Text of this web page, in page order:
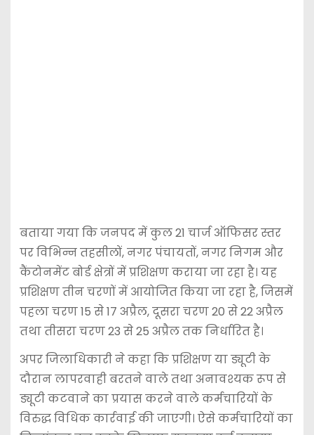
बताया गया कि जनपद में कुल 21 चार्ज ऑफिसर स्तर
पर विभिन्न तहसीलों, नगर पंचायतों, नगर निगम और
कैंटोनमेंट बोर्ड क्षेत्रों में प्रशिक्षण कराया जा रहा है। यह
प्रशिक्षण तीन चरणों में आयोजित किया जा रहा है, जिसमें
पहला चरण 15 से 17 अप्रैल, दूसरा चरण 20 से 22 अप्रैल
तथा तीसरा चरण 23 से 25 अप्रैल तक निर्धारित है।
अपर जिलाधिकारी ने कहा कि प्रशिक्षण या ड्यूटी के
दौरान लापरवाही बरतने वाले तथा अनावश्यक रूप से
ड्यूटी कटवाने का प्रयास करने वाले कर्मचारियों के
विरुद्ध विधिक कार्रवाई की जाएगी। ऐसे कर्मचारियों का